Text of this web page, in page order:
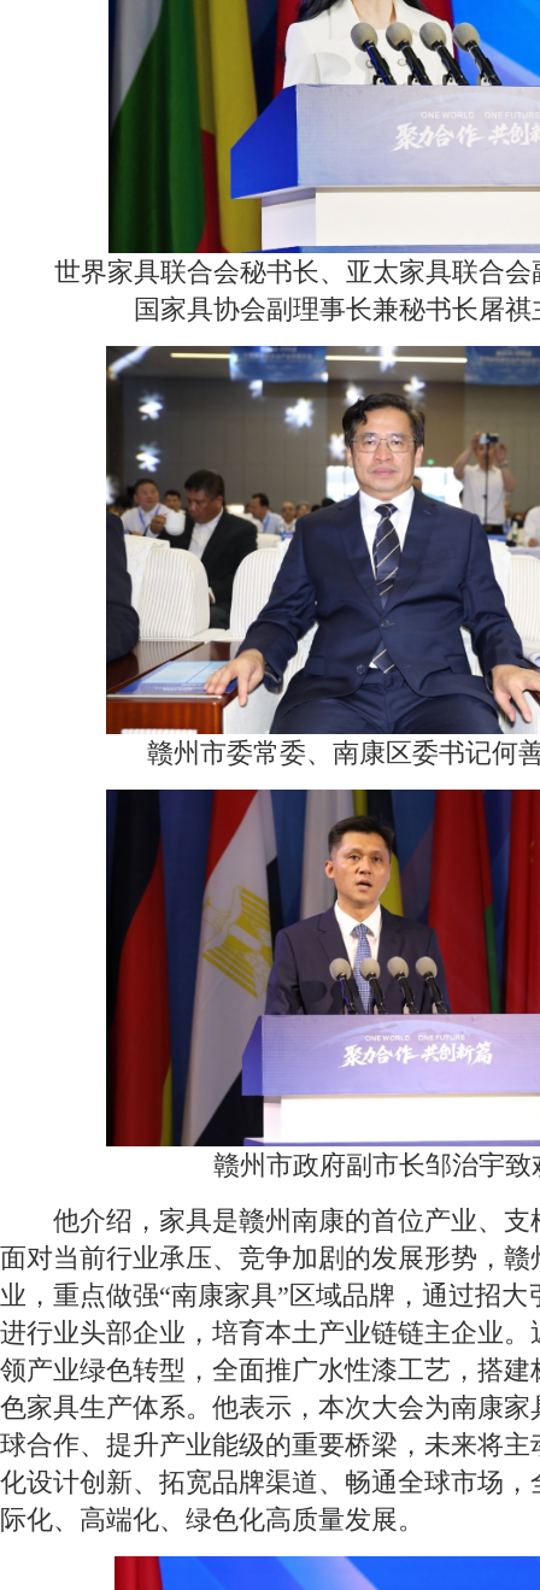
世界家具联合会秘书长、亚太家具联合会
国家具协会副理事长兼秘书长屠祺
赣州市委常委、南康区委书记何
赣州市政府副市长邹治宇致
他介绍，家具是赣州南康的首位产业、支
面对当前行业承压、竞争加剧的发展形势，
业，重点做强“南康家具”区域品牌，通过招
进行业头部企业，培育本土产业链链主企业
领产业绿色转型，全面推广水性漆工艺，搭
色家具生产体系。他表示，本次大会为南康
球合作、提升产业能级的重要桥梁，未来将
化设计创新、拓宽品牌渠道、畅通全球市场
际化、高端化、绿色化高质量发展。